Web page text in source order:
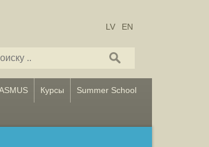
LV EN
Курсы Summer School